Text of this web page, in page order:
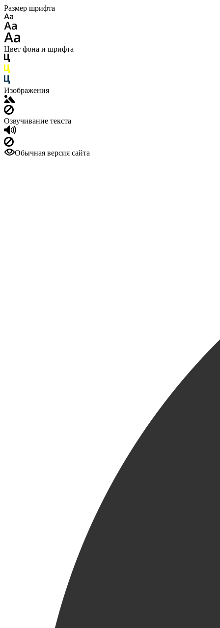
Размер шрифта
Цвет фона и шрифта
Изображения
Озвучивание текста
Обычная версия сайта